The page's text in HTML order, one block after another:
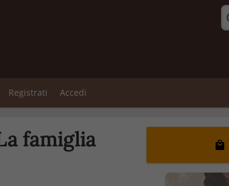
Registrati Accedi
famiglia